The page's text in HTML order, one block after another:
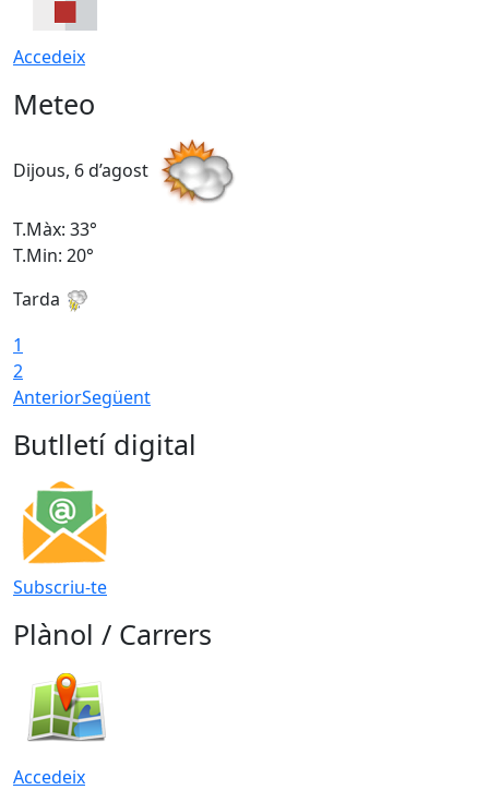
Accedeix
Meteo
Dijous, 6 d’agost
T.Màx: 33°
T.Min: 20°
Tarda
1
2
AnteriorSegüent
Butlletí digital
Subscriu-te
Plànol / Carrers
Accedeix